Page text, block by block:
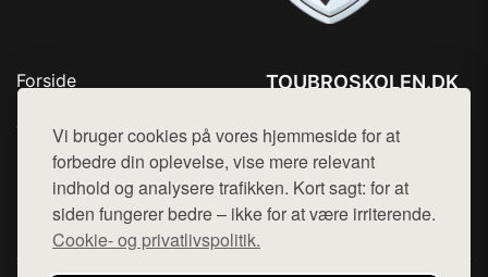
Vi bruger cookies på vores hjemmeside for at
forbedre din oplevelse, vise mere relevant
indhold og analysere trafikken. Kort sagt: for at
siden fungerer bedre – ikke for at være irriterende.
Cookie- og privatlivspolitik.
Forside
Top Rabatter
Blog
Kontakt
TOUBROSKOLEN.DK
Mail: hej@want.dk
Cookie- og privatlivspolitik